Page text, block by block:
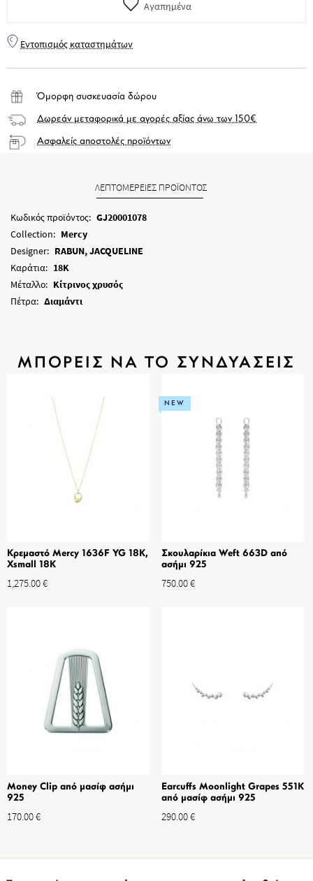
Αγαπημένα
Εντοπισμός καταστημάτων
Όμορφη συσκευασία δώρου
Δωρεάν μεταφορικά με αγορές αξίας άνω των 150€
Ασφαλείς αποστολές προϊόντων
ΛΕΠΤΟΜΕΡΕΙΕΣ ΠΡΟΪΟΝΤΟΣ
Κωδικός προϊόντος: GJ20001078
Collection: Mercy
Designer: RABUN, JACQUELINE
Καράτια: 18K
Μέταλλο: Κίτρινος χρυσός
Πέτρα: Διαμάντι
ΜΠΟΡΕΙΣ ΝΑ ΤΟ ΣΥΝΔΥΑΣΕΙΣ
Κρεμαστό Mercy 1636F YG 18K,
Xsmall 18K
1,275.00€
NEW
Σκουλαρίκια Weft 663D από
ασήμι 925
750.00€
Money Clip από μασίφ ασήμι
925
170.00€
Earcuffs Moonlight Grapes 551K
από μασίφ ασήμι 925
290.00€